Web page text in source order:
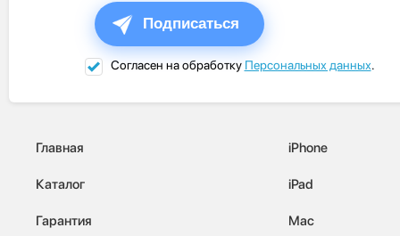
Подписаться
Согласен на обработку Персональных данных.
Главная
Каталог
Гарантия
iPhone
iPad
Mac